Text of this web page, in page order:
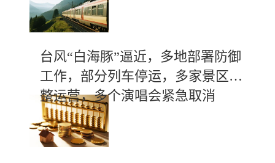
台风“白海豚”逼近，多地部署防御
工作，部分列车停运，多家景区调
整运营，多个演唱会紧急取消